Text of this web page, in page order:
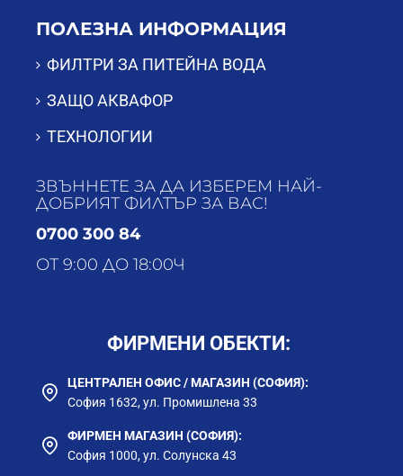
ПОЛЕЗНА ИНФОРМАЦИЯ
ФИЛТРИ ЗА ПИТЕЙНА ВОДА
ЗАЩО АКВАФОР
ТЕХНОЛОГИИ
ЗВЪННЕТЕ ЗА ДА ИЗБЕРЕМ НАЙ-
ДОБРИЯТ ФИЛТЪР ЗА ВАС!
0700 300 84
ОТ 9:00 ДО 18:00Ч
ФИРМЕНИ ОБЕКТИ:
ЦЕНТРАЛЕН ОФИС / МАГАЗИН (СОФИЯ):
София 1632, ул. Промишлена 33
ФИРМЕН МАГАЗИН (СОФИЯ):
София 1000, ул. Солунска 43